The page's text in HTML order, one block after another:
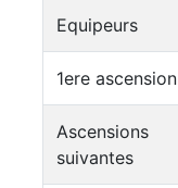
Equipeurs
1ere ascension
Ascensions
suivantes